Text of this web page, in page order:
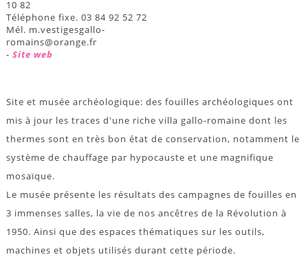
10 82
Téléphone fixe. 03 84 92 52 72
Mél. m.vestigesgallo-
romains@orange.fr
- Site web
Site et musée archéologique: des fouilles archéologiques ont
mis à jour les traces d'une riche villa gallo-romaine dont les
thermes sont en très bon état de conservation, notamment le
système de chauffage par hypocauste et une magnifique
mosaïque.
Le musée présente les résultats des campagnes de fouilles en
3 immenses salles, la vie de nos ancêtres de la Révolution à
1950. Ainsi que des espaces thématiques sur les outils,
machines et objets utilisés durant cette période.